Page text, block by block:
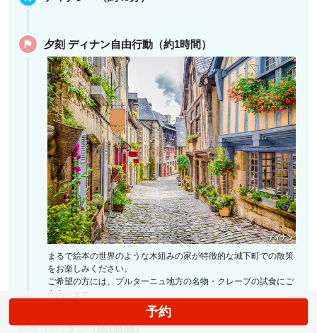
夕刻 ディナン自由行動（約1時間）
まるで絵本の世界のような木組みの家が特徴的な城下町での散策
をお楽しみください。
ご希望の方には、ブルターニュ地方の名物・クレープの試食にご
予約